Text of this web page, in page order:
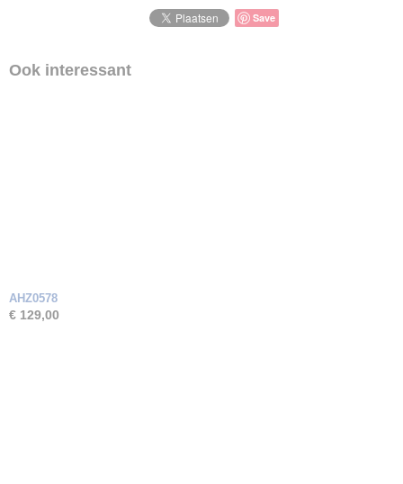
Save
Ook interessant
AHZ0578
€ 129,00